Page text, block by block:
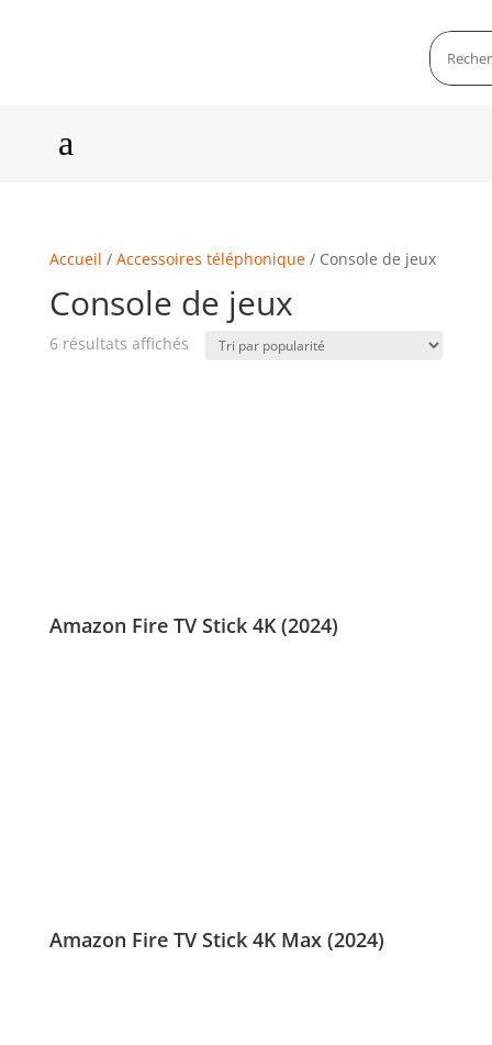
a
Accueil / Accessoires téléphonique/ Console de jeux
Console de jeux
6 résultats affichés
Amazon Fire TV Stick 4K (2024)
Amazon Fire TV Stick 4K Max (2024)